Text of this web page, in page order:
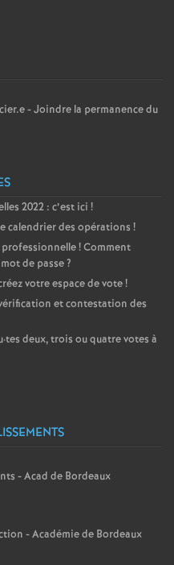
- Joindre la permanence du
2022 : c’est ici !
calendrier des opérations !
professionnelle! Comment
de passe?
votre espace de vote!
et contestation des
·tes deux, trois ou quatre votes à
- Acad de Bordeaux
- Académie de Bordeaux